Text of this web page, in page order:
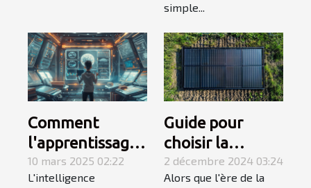
simple...
Comment
l'apprentissage
de l'IA en 4
semaines peut
10 mars 2025 02:22
L'intelligence
Guide pour
choisir la
capacité d'une
installation
2 décembre 2024 03:24
Alors que l'ère de la